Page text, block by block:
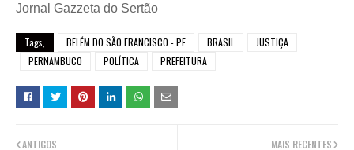
Jornal Gazzeta do Sertão
Tags, BELÉM DO SÃO FRANCISCO - PE BRASIL
JUSTIÇA
PERNAMBUCO
POLÍTICA PREFEITURA
MAIS RECENTES
ANTIGOS